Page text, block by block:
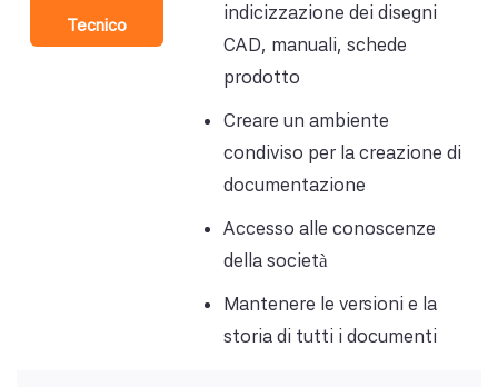
Tecnico
indicizzazione dei disegni
CAD, manuali, schede
prodotto
Creare un ambiente
condiviso per la creazione di
documentazione
Accesso alle conoscenze
della società
Mantenere le versioni e la
storia di tutti i documenti